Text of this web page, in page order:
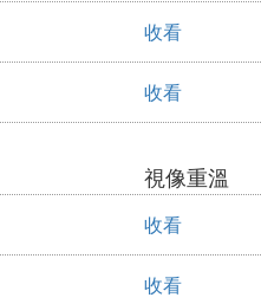
收看
收看
視像重溫
收看
收看